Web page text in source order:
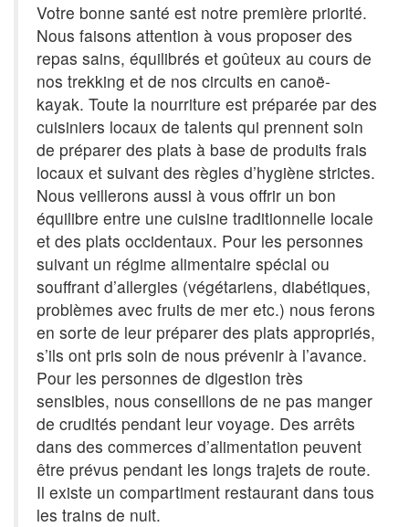
Votre bonne santé est notre première priorité.
Nous faisons attention à vous proposer des
repas sains, équilibrés et goûteux au cours de
nos trekking et de nos circuits en canoë-
kayak. Toute la nourriture est préparée par des
cuisiniers locaux de talents qui prennent soin
de préparer des plats à base de produits frais
locaux et suivant des règles d’hygiène strictes.
Nous veillerons aussi à vous offrir un bon
équilibre entre une cuisine traditionnelle locale
et des plats occidentaux. Pour les personnes
suivant un régime alimentaire spécial ou
souffrant d’allergies (végétariens, diabétiques,
problèmes avec fruits de mer etc.) nous ferons
en sorte de leur préparer des plats appropriés,
s’ils ont pris soin de nous prévenir à l’avance.
Pour les personnes de digestion très
sensibles, nous conseillons de ne pas manger
de crudités pendant leur voyage. Des arrêts
dans des commerces d’alimentation peuvent
être prévus pendant les longs trajets de route.
Il existe un compartiment restaurant dans tous
les trains de nuit.